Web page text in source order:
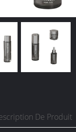
De Produit